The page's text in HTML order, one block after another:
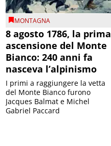
MONTAGNA
8 agosto 1786, la prima
ascensione del Monte
Bianco: 240 anni fa
nasceva l’alpinismo
I primi a raggiungere la vetta
del Monte Bianco furono
Jacques Balmat e Michel
Gabriel Paccard